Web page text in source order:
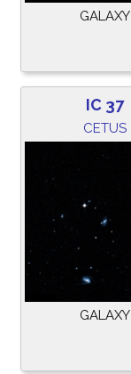
GALAXY
IC 37
CETUS
GALAXY